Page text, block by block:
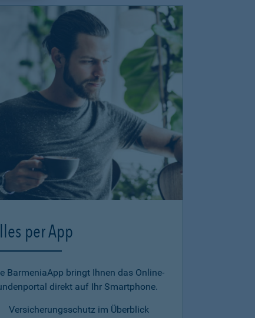
per App
BarmeniaApp bringt Ihnen das Online-
direkt auf Ihr Smartphone.
Versicherungsschutz im Überblick